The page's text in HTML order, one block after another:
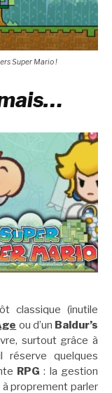
Super Mario !
classique (inutile
ou d’un Baldur’s
surtout grâce à
réserve quelques
RPG: la gestion
à proprement parler